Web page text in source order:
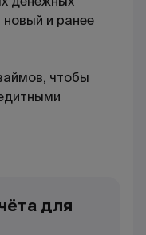
новый и ранее
чтобы
для